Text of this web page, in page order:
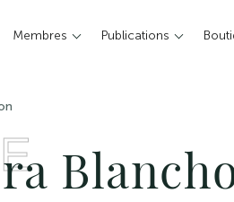
Membres Publications